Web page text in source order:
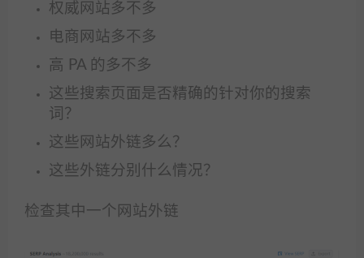
权威网站多不多
电商网站多不多
高 PA 的多不多
这些搜索页面是否精确的针对你的搜索
词？
这些网站外链多么？
这些外链分别什么情况？
检查其中一个网站外链